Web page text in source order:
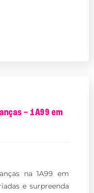
– 1A99 em
na 1A99 em
e surpreenda